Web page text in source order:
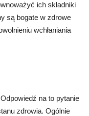
ich składniki
są bogate w zdrowe
wchłaniania
na to pytanie
zdrowia. Ogólnie